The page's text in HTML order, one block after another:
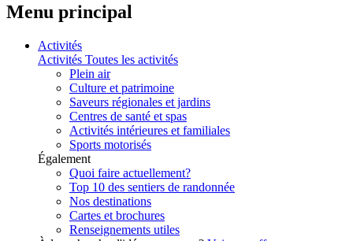
Menu principal
Activités
Activités Toutes les activités
Plein air
Culture et patrimoine
Saveurs régionales et jardins
Centres de santé et spas
Activités intérieures et familiales
Sports motorisés
Également
Quoi faire actuellement?
Top 10 des sentiers de randonnée
Nos destinations
Cartes et brochures
Renseignements utiles